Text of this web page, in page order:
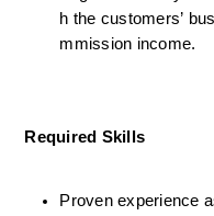
h the customers’
mmission income.
Required Skills
Proven experience